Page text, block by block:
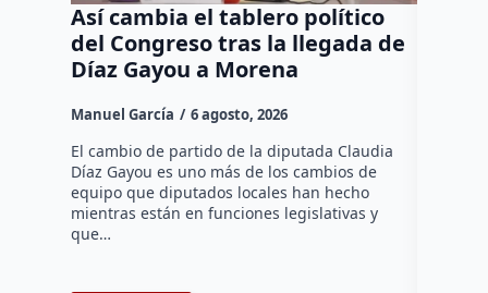
Así cambia el tablero político
del Congreso tras la llegada de
Díaz Gayou a Morena
Manuel García 6 agosto, 2026
El cambio de partido de la diputada Claudia
Díaz Gayou es uno más de los cambios de
equipo que diputados locales han hecho
mientras están en funciones legislativas y
que…